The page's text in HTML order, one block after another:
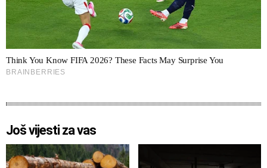
Još vijesti za vas